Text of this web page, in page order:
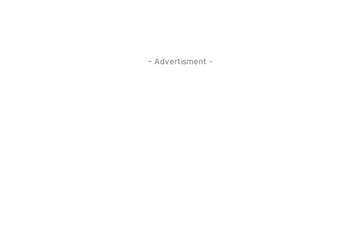
- Advertisment -